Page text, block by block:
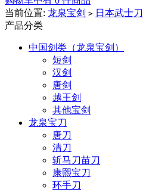
当前位置: 龙泉宝剑 > 日本武士刀
产品分类
中国剑类（龙泉宝剑）
短剑
汉剑
唐剑
越王剑
其他宝剑
龙泉宝刀
唐刀
清刀
斩马刀苗刀
康熙宝刀
环手刀